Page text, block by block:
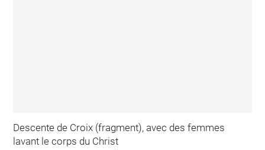
Descente de Croix (fragment), avec des femmes
lavant le corps du Christ